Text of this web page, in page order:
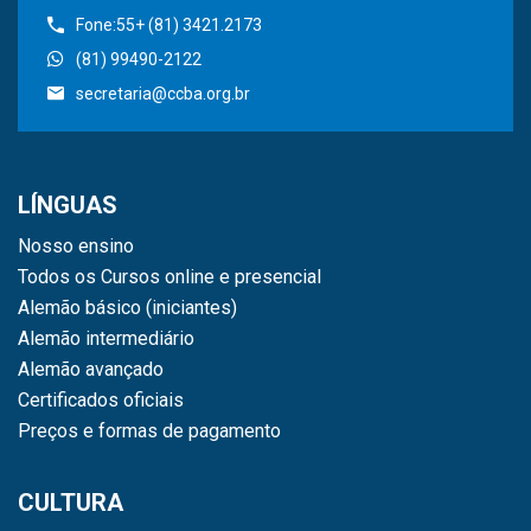
Fone:55+ (81) 3421.2173
(81) 99490-2122
secretaria@ccba.org.br
LÍNGUAS
Nosso ensino
Todos os Cursos online e presencial
Alemão básico (iniciantes)
Alemão intermediário
Alemão avançado
Certificados oficiais
Preços e formas de pagamento
CULTURA